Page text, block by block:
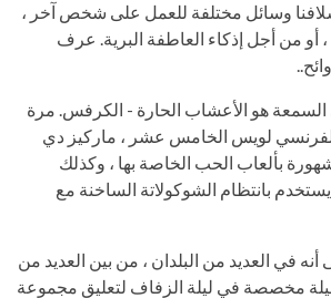
وسائل مختلفة للعمل على شخص آخر ،
أو من أجل إذكاء العاطفة البرية. عرف
هو الأعشاب الحارة - الكرفس. مرة
لويس الخامس عشر ، ماركيز دي
بألعاب الحب الخاصة بها ، وكذلك
بانتظام الشوكولاتة الساخنة مع
أنه في العديد من البلدان ، من بين العديد من
ليلة مخصصة في ليلة الزفاف لتعليق مجموعة